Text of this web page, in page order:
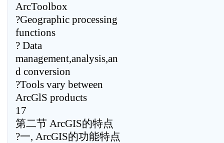
ArcToolbox
?Geographic processing
functions
? Data
management,analysis,an
d conversion
?Tools vary between
ArcGlS products
17
第二节 ArcGIS的特点
?一, ArcGIS的功能特点